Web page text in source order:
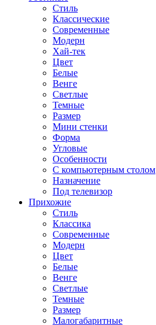
Стиль
Классические
Современные
Модерн
Хай-тек
Цвет
Белые
Венге
Светлые
Темные
Размер
Мини стенки
Форма
Угловые
Особенности
С компьютерным столом
Назначение
Под телевизор
Прихожие
Стиль
Классика
Современные
Модерн
Цвет
Белые
Венге
Светлые
Темные
Размер
Малогабаритные